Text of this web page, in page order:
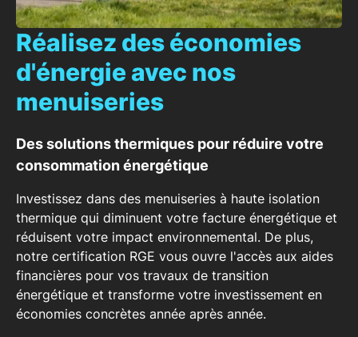
Réalisez des économies
d'énergie avec nos
menuiseries
Des solutions thermiques pour réduire votre
consommation énergétique
Investissez dans des menuiseries à haute isolation
thermique qui diminuent votre facture énergétique et
réduisent votre impact environnemental. De plus,
notre certification RGE vous ouvre l'accès aux aides
financières pour vos travaux de transition
énergétique et transforme votre investissement en
économies concrètes année après année.